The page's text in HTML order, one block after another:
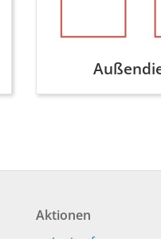
Aktionen